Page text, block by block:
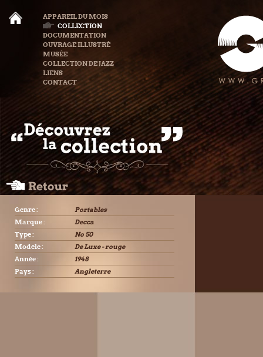
APPAREIL DU MOIS
COLLECTION
DOCUMENTATION
OUVRAGE ILLUSTRÉ
MUSÉE
COLLECTION DE JAZZ
LIENS
CONTACT
Genre :
Portables
Marque :
Decca
Type :
No 50
Modèle :
De Luxe - rouge
Année :
1948
Pays :
Angleterre